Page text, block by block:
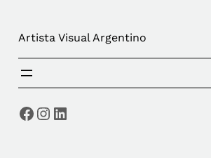
Artista Visual Argentino
Facebook Instagram LinkedIn